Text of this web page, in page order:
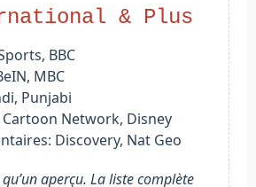
& Plus
BBC
MBC
Punjabi
Cartoon Network, Disney
Discovery, Nat Geo
qu’un aperçu. La liste complète